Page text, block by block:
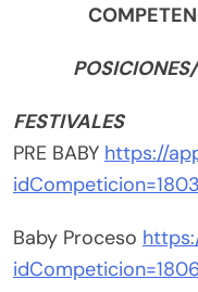
FESTIVALES
PRE BABY https://
Baby Proceso